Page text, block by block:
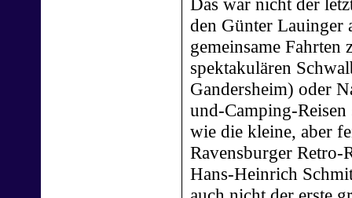
den Günter Lauinger
gemeinsame Fahrten
spektakulären
Gandersheim) oder
und-Camping-Reisen
wie die kleine, aber
Ravensburger Retro-
Hans-Heinrich